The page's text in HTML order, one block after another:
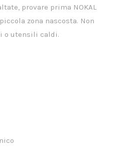
provare prima NOKAL
piccola zona nascosta. Non
o utensili caldi.